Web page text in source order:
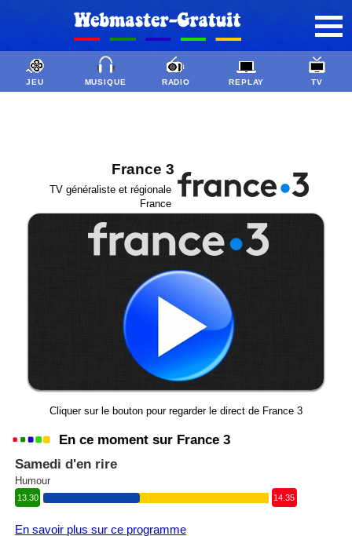
JEU MUSIQUE RADIO REPLAY TV
France 3
TV généraliste et régionale
France
Cliquer sur le bouton pour regarder le direct de France 3
En ce moment sur France 3
Samedi d'en rire
Humour
13.30 14.35
En savoir plus sur ce programme